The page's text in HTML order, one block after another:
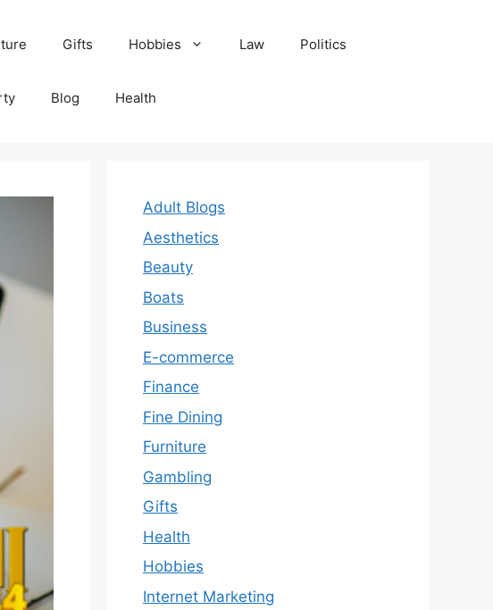
Gifts Hobbies Law Politics
Blog Health
Adult Blogs
Aesthetics
Beauty
Boats
Business
E-commerce
Finance
Fine Dining
Furniture
Gambling
Gifts
Health
Hobbies
Internet Marketing